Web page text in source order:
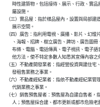
時性建築物，包括接待、展示、行政、實
          屬設施。
（三）實品屋：指於樣品屋內，設置與局部建
          展示空間。
（四）廣告：指利用電視、廣播、影片、幻燈
、海報、招牌、樹立廣告、牌坊、廣告圖
布條、電腦、電話傳真、電子視訊、電子
他方法，使不特定多數人知悉其宣傳內容之
（五）不動產開發業者：指經營投資興建住宅
          發租售業務之事業。
（六）不動產經紀業者：指依不動產經紀業管
          代銷業務之事業。
（七）銷售預售屋者：預售屋為自建自售者，
人；預售屋採合建、都市更新或都市危險